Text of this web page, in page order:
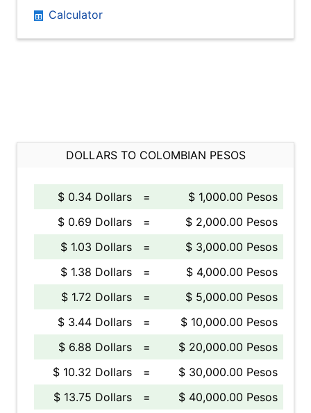
Calculator
DOLLARS TO COLOMBIAN PESOS
$ 0.34 Dollars =
$ 1,000.00 Pesos
$ 0.69 Dollars
=
$ 2,000.00 Pesos
$ 1.03 Dollars
=
$ 3,000.00 Pesos
$ 1.38 Dollars
=
$ 4,000.00 Pesos
$ 1.72 Dollars
=
$ 5,000.00 Pesos
$ 3.44 Dollars
=
$ 10,000.00 Pesos
$ 6.88 Dollars
=
$ 20,000.00 Pesos
$ 10.32 Dollars
=
$ 30,000.00 Pesos
$ 13.75 Dollars
= $ 40,000.00 Pesos